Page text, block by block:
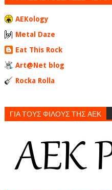
AEKology
Metal Daze
Eat This Rock
Art@Net blog
Rocka Rolla
ΓΙΑ ΤΟΥΣ ΦΙΛΟΥΣ ΤΗΣ ΑΕΚ